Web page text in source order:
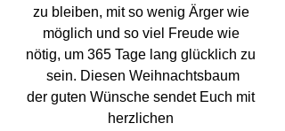
zu bleiben, mit so wenig Ärger wie
möglich und so viel Freude wie
nötig, um 365 Tage lang glücklich zu
sein. Diesen Weihnachtsbaum
der guten Wünsche sendet Euch mit
herzlichen